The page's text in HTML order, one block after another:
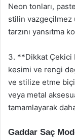
Neon tonları,
stilin vazgeçilmez
tarzını yansıtma
3. **Dikkat Çekici
kesimi ve rengi
ve stilize etme
veya metal
tamamlayarak
Gaddar Saç